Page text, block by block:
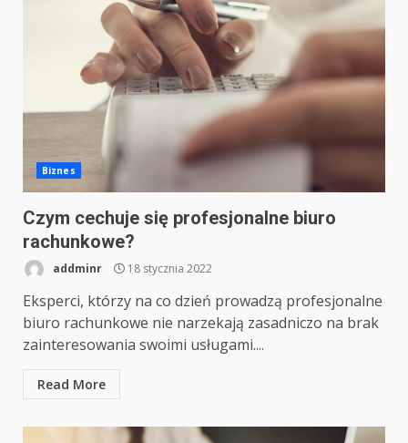
Biznes
Czym cechuje się profesjonalne biuro
rachunkowe?
addminr 18 stycznia 2022
Eksperci, którzy na co dzień prowadzą profesjonalne
biuro rachunkowe nie narzekają zasadniczo na brak
zainteresowania swoimi usługami....
Read More